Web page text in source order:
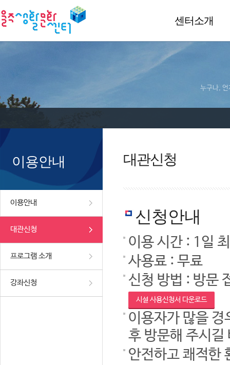
센터소개
누구나, 언
이용안내
이용안내
대관신청
프로그램 소개
강좌신청
대관신청
신청안내
이용 시간 : 1일
사용료 : 무료
신청 방법 : 방문
시설 사용신청서 다운로드
이용자가 많을 경
후 방문해 주시길
안전하고 쾌적한